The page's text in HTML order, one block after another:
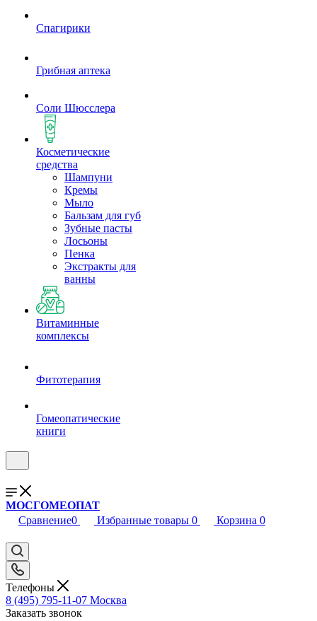
Спагирики
Грибная аптека
Соли Шюсслера
Косметические
средства
Шампуни
Кремы
Мыло
Бальзам для губ
Зубные пасты
Лосьоны
Пенка
Экстракты для
ванны
Витаминные
комплексы
Фитотерапия
Гомеопатические
книги
МОСГОМЕОПАТ
Сравнение0 Избранные товары 0 Корзина 0
Телефоны
8 (495) 795-11-07 Москва
Заказать звонок